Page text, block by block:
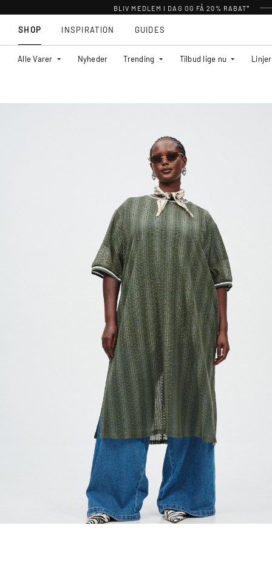
BLIV MEDLEM I DAG OG FÅ 20% RABAT*
SHOP
Alle Varer Nyheder Trending Tilbud lige nu Linjer
INSPIRATION GUIDES